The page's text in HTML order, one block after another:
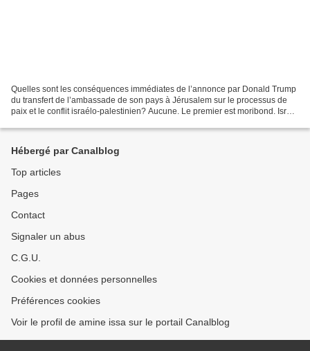
Quelles sont les conséquences immédiates de l’annonce par Donald Trump
du transfert de l’ambassade de son pays à Jérusalem sur le processus de
paix et le conflit israélo-palestinien? Aucune. Le premier est moribond. Israël
Hébergé par Canalblog
Top articles
Pages
Contact
Signaler un abus
C.G.U.
Cookies et données personnelles
Préférences cookies
Voir le profil de amine issa sur le portail Canalblog